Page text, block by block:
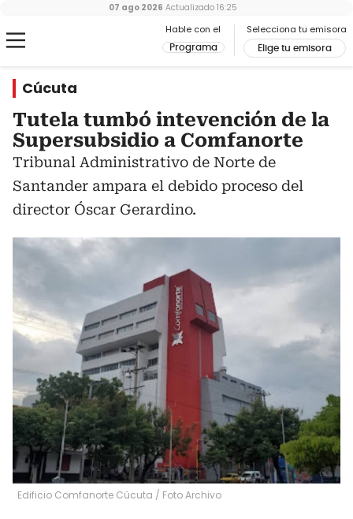
Hable con el
Programa
Selecciona tu emisora
Elige tu emisora
07 ago 2026 Actualizado 16:25
Cúcuta
Tutela tumbó intevención de la
Supersubsidio a Comfanorte
Tribunal Administrativo de Norte de
Santander ampara el debido proceso del
director Óscar Gerardino.
Edificio Comfanorte Cúcuta / Foto Archivo